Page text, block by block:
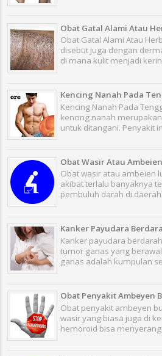
Obat Gatal Alami Atau
Obat Gatal Alami Atau
disebut juga dengan
di mana kulit menjadi
Kencing Nanah Pada
Kencing Nanah Pada
kencing nanah
untuk ditangani. Penyakit
Obat Wasir Atau
Obat wasir atau ambeien
akibat terlalu banyaknya
pembuluh darah di
Kanker Payudara
Kanker payudara
tumor ganas yang
ganas adalah kumpulan
Obat Penyakit Ambeyen
Obat penyakit ambeyen
wasir yang biasa juga di
hemoroid bisa menyerang